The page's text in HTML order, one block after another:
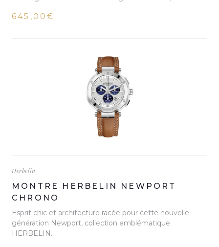
645,00€
Herbelin
MONTRE HERBELIN NEWPORT
CHRONO
Esprit chic et architecture racée pour cette nouvelle
génération Newport, collection emblématique
HERBELIN.